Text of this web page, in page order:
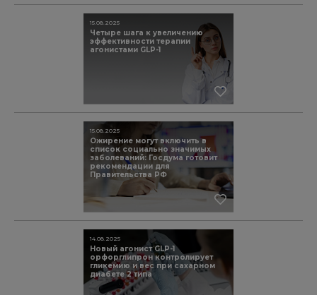
Четыре шага к увеличению
эффективности терапии
агонистами GLP-1
15.08.2025
Ожирение могут включить в
список социально значимых
заболеваний: Госдума готовит
рекомендации для
Правительства РФ
15.08.2025
Новый агонист GLP-1
орфорглипрон контролирует
гликемию и вес при сахарном
диабете 2 типа
14.08.2025